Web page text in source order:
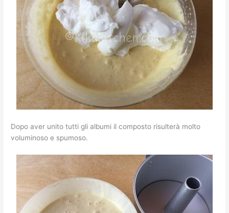
Dopo aver unito tutti gli albumi il composto risulterà molto
voluminoso e spumoso.